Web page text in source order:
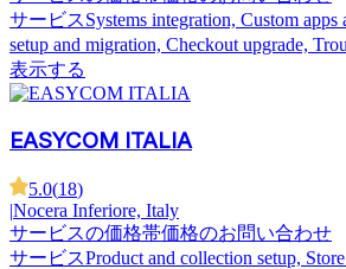
サービスSystems integration, Custom apps
setup and migration, Checkout upgrade,
表示する
EASYCOM ITALIA
5.0(18)
|Nocera Inferiore, Italy
サービスの価格帯価格のお問い合わせ
サービスProduct and collection setup,